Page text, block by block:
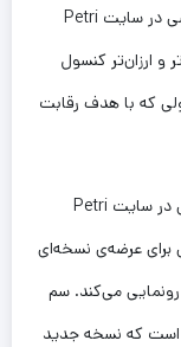
یکی از بلاگ نویسان مرتبط با مایکروسافت، گزارشی در سایت Petri
ارزان‌تر کنسول
می‌دهد؛ محصولی که با هدف رقابت
برَد سَم، بلاگ‌نویس مرتبط با مایکروسافت، گزارشی در سایت Petri
برای عرضه‌ی نسخه‌ای
متفاوت از کنسول ایکس‌باکس وان در سال ۲۰۱۶ رونمایی می‌کند. سم
است که نسخه جدید